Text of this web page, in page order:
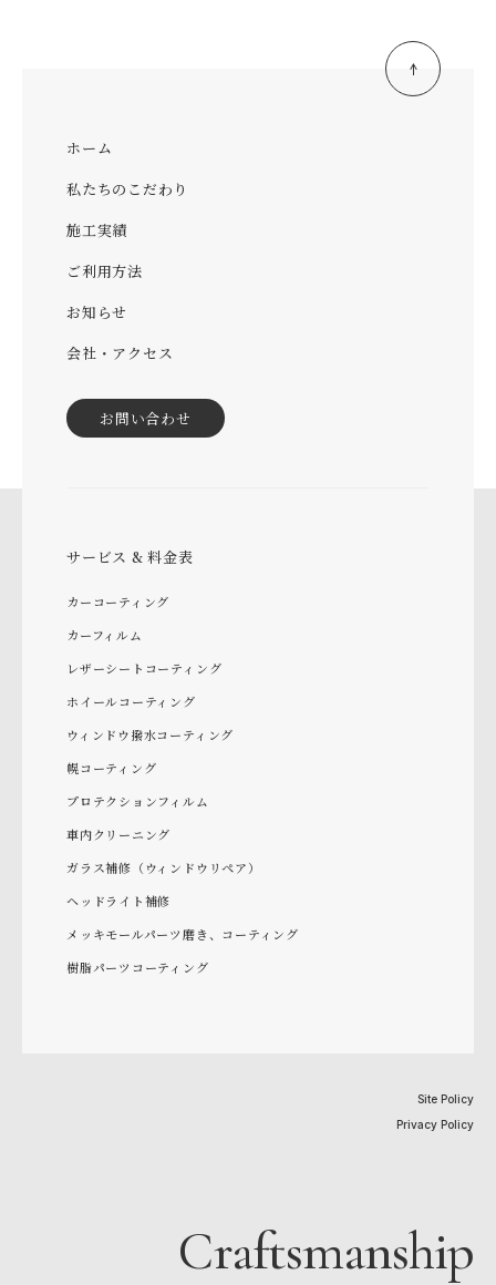
ホーム
私たちのこだわり
施工実績
ご利用方法
お知らせ
会社・アクセス
お問い合わせ
サービス & 料金表
カーコーティング
カーフィルム
レザーシートコーティング
ホイールコーティング
ウィンドウ撥水コーティング
幌コーティング
プロテクションフィルム
車内クリーニング
ガラス補修（ウィンドウリペア）
ヘッドライト補修
メッキモールパーツ磨き、コーティング
樹脂パーツコーティング
Site Policy
Privacy Policy
Craftsmanship